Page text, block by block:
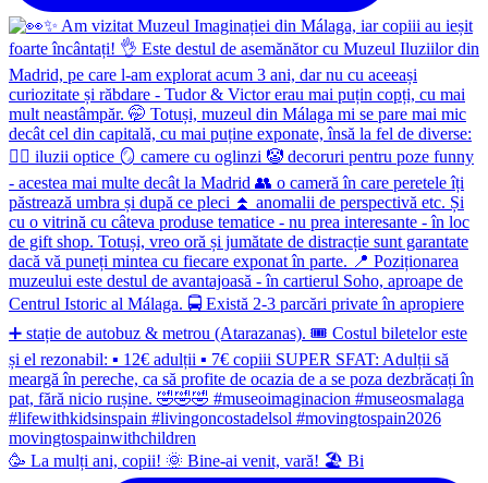
🥳 La mulți ani, copii! 🌞 Bine-ai venit, vară! 🏖 Bi